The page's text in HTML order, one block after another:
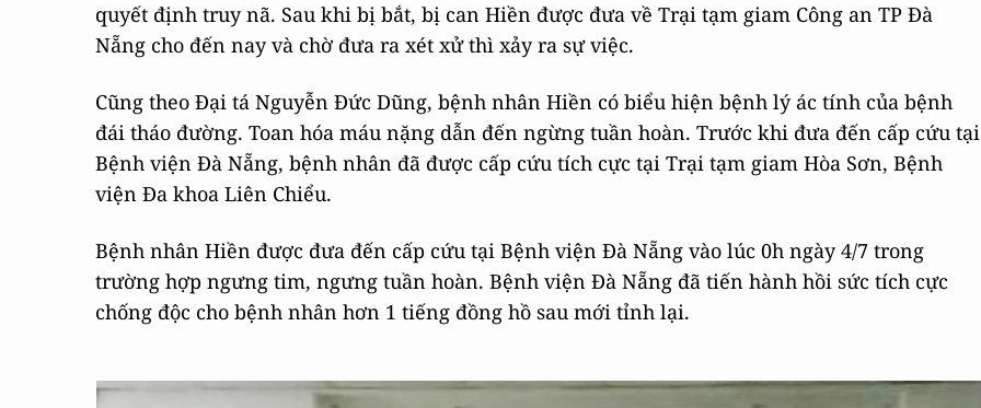
quyết định truy nã. Sau khi bị bắt, bị can Hiền được đưa về Trại tạm giam Công an TP Đà
Nẵng cho đến nay và chờ đưa ra xét xử thì xảy ra sự việc.
Cũng theo Đại tá Nguyễn Đức Dũng, bệnh nhân Hiền có biểu hiện bệnh lý ác tính của bệnh
đái tháo đường. Toan hóa máu nặng dẫn đến ngừng tuần hoàn. Trước khi đưa đến cấp cứu tại
Bệnh viện Đà Nẵng, bệnh nhân đã được cấp cứu tích cực tại Trại tạm giam Hòa Sơn, Bệnh
viện Đa khoa Liên Chiểu.
Bệnh nhân Hiền được đưa đến cấp cứu tại Bệnh viện Đà Nẵng vào lúc 0h ngày 4/7 trong
trường hợp ngưng tim, ngưng tuần hoàn. Bệnh viện Đà Nẵng đã tiến hành hồi sức tích cực
chống độc cho bệnh nhân hơn 1 tiếng đồng hồ sau mới tỉnh lại.